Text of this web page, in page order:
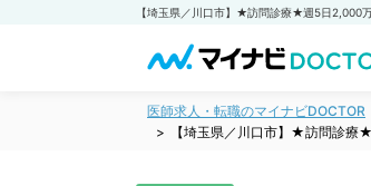
医師求人・転職のマイナビDOCTOR
【埼玉県／川口市】★訪問診療